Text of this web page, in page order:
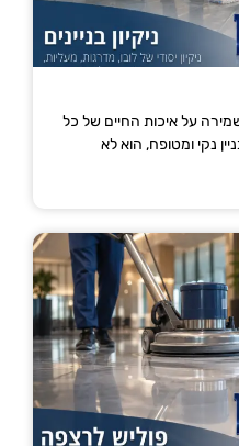
על איכות החיים של כל
נקי ומטופח, הוא לא